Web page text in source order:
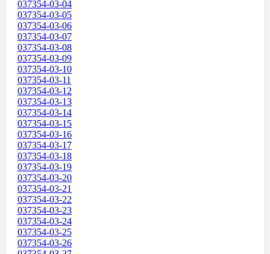
037354-03-04
037354-03-05
037354-03-06
037354-03-07
037354-03-08
037354-03-09
037354-03-10
037354-03-11
037354-03-12
037354-03-13
037354-03-14
037354-03-15
037354-03-16
037354-03-17
037354-03-18
037354-03-19
037354-03-20
037354-03-21
037354-03-22
037354-03-23
037354-03-24
037354-03-25
037354-03-26